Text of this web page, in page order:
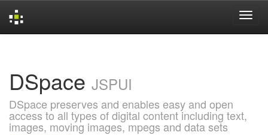
DSpace JSPUI
DSpace preserves and enables easy and open
access to all types of digital content including text,
images, moving images, mpegs and data sets